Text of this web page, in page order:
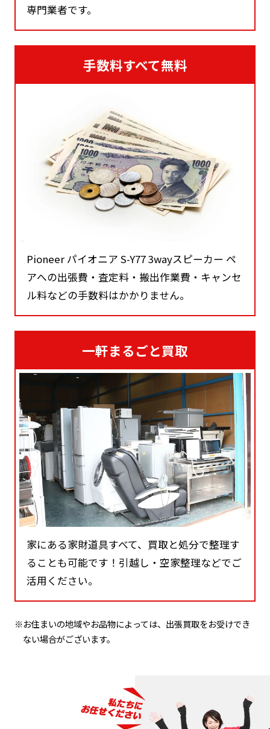
専門業者です。
手数料すべて無料
Pioneer パイオニア S-Y77 3wayスピーカー ペ
アへの出張費・査定料・搬出作業費・キャンセ
ル料などの手数料はかかりません。
一軒まるごと買取
家にある家財道具すべて、買取と処分で整理す
ることも可能です！引越し・空家整理などでご
活用ください。
※お住まいの地域やお品物によっては、出張買取をお受けでき
ない場合がございます。